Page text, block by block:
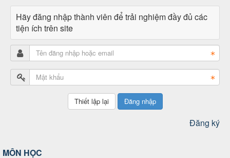
Hãy đăng nhập thành viên để trải nghiệm đầy đủ các
tiện ích trên site
Đăng nhập
Đăng ký
MÔN HỌC